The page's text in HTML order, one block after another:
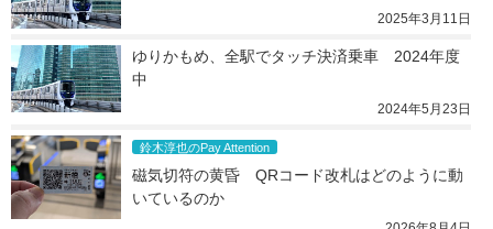
2025年3月11日
ゆりかもめ、全駅でタッチ決済乗車　2024年度
中
2024年5月23日
鈴木淳也のPay Attention
磁気切符の黄昏　QRコード改札はどのように動
いているのか